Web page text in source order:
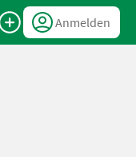
Anmelden